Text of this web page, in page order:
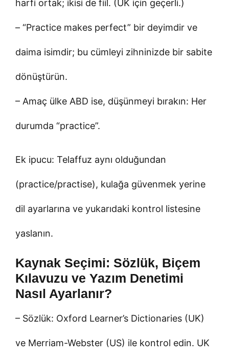
harfi ortak; ikisi de fiil. (UK için geçerli.)
– “Practice makes perfect” bir deyimdir ve
daima isimdir; bu cümleyi zihninizde bir sabite
dönüştürün.
– Amaç ülke ABD ise, düşünmeyi bırakın: Her
durumda “practice”.
Ek ipucu: Telaffuz aynı olduğundan
(practice/practise), kulağa güvenmek yerine
dil ayarlarına ve yukarıdaki kontrol listesine
yaslanın.
Kaynak Seçimi: Sözlük, Biçem
Kılavuzu ve Yazım Denetimi
Nasıl Ayarlanır?
– Sözlük: Oxford Learner’s Dictionaries (UK)
ve Merriam-Webster (US) ile kontrol edin. UK